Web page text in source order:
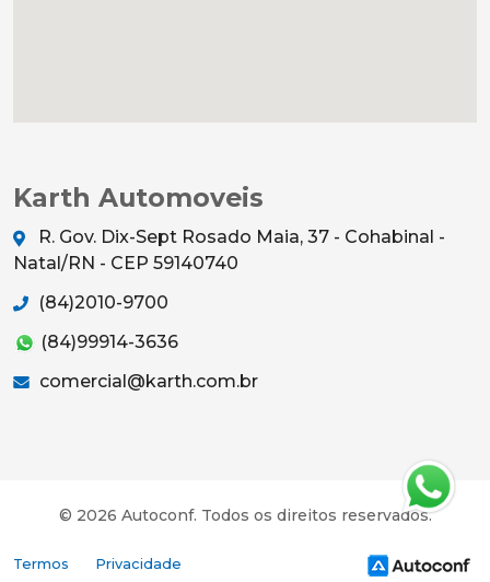
Karth Automoveis
R. Gov. Dix-Sept Rosado Maia, 37 - Cohabinal -
Natal/RN - CEP 59140740
(84)2010-9700
(84)99914-3636
comercial@karth.com.br
© 2026 Autoconf. Todos os direitos reservados.
Termos Privacidade